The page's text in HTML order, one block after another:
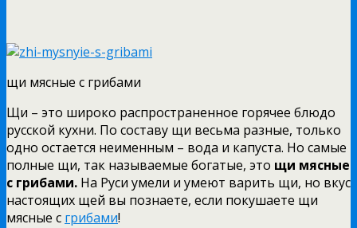
щи мясные с грибами
Щи – это широко распространенное горячее блюдо
русской кухни. По составу щи весьма разные, только
одно остается неименным – вода и капуста. Но самые
полные щи, так называемые богатые, это щи мясные
с грибами. На Руси умели и умеют варить щи, но вкус
настоящих щей вы познаете, если покушаете щи
мясные с грибами!